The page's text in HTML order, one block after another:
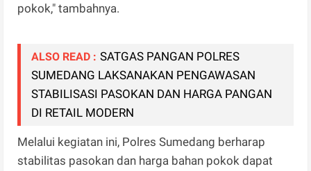
pokok," tambahnya.
ALSO READ : SATGAS PANGAN POLRES
SUMEDANG LAKSANAKAN PENGAWASAN
STABILISASI PASOKAN DAN HARGA PANGAN
DI RETAIL MODERN
Melalui kegiatan ini, Polres Sumedang berharap
stabilitas pasokan dan harga bahan pokok dapat